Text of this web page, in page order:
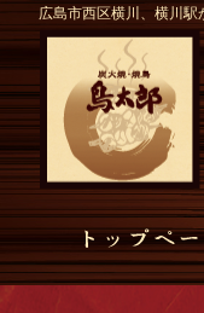
広島市西区横川、横川